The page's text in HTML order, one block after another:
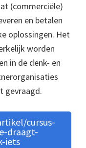
(commerciële)
en betalen
oplossingen. Het
worden
in de denk- en
gevraagd.
cursus-
draagt-
iets